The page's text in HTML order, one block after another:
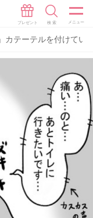
カテーテルを付けてい